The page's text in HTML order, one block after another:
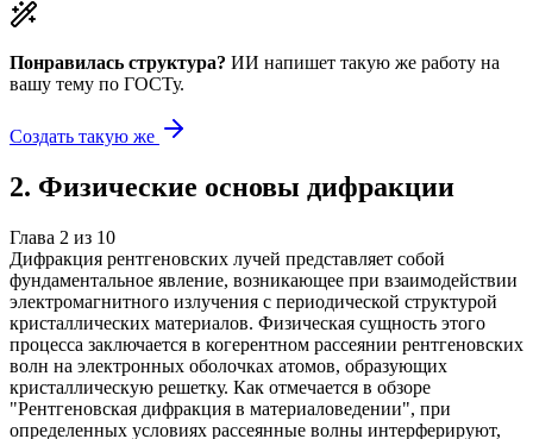
Понравилась структура? ИИ напишет такую же работу на
вашу тему по ГОСТу.
Создать такую же
2. Физические основы дифракции
Глава 2 из 10
Дифракция рентгеновских лучей представляет собой
фундаментальное явление, возникающее при взаимодействии
электромагнитного излучения с периодической структурой
кристаллических материалов. Физическая сущность этого
процесса заключается в когерентном рассеянии рентгеновских
волн на электронных оболочках атомов, образующих
кристаллическую решетку. Как отмечается в обзоре
"Рентгеновская дифракция в материаловедении", при
определенных условиях рассеянные волны интерферируют,